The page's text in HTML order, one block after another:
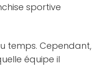
sportive
temps. Cependant,
équipe il